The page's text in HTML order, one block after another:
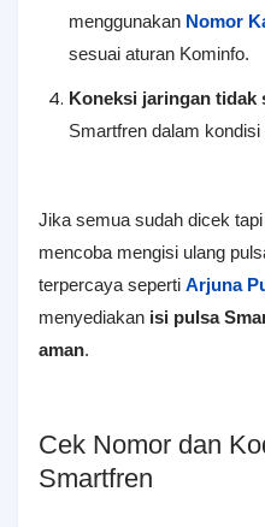
menggunakan Nomor
sesuai aturan Kominfo.
Koneksi jaringan tidak
Smartfren dalam kondisi
Jika semua sudah dicek
mencoba mengisi ulang
terpercaya seperti Arjuna
menyediakan isi pulsa
aman.
Cek Nomor dan
Smartfren